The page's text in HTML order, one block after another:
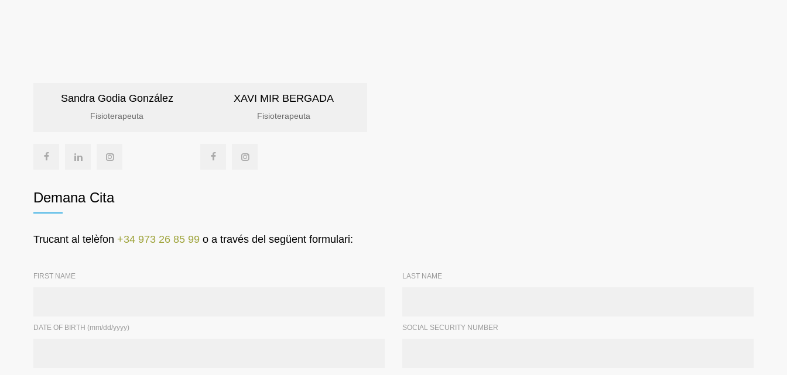
Sandra Godia González
Fisioterapeuta
XAVI MIR BERGADA
Fisioterapeuta
Demana Cita
Trucant al telèfon +34 973 26 85 99 o a través del següent formulari:
FIRST NAME
DATE OF BIRTH (mm/dd/yyyy)
LAST NAME
SOCIAL SECURITY NUMBER